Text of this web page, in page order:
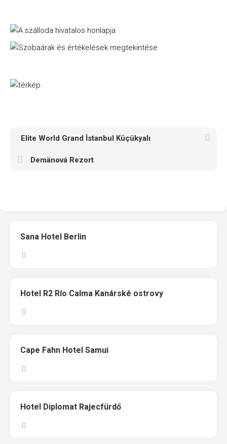
Elite World Grand İstanbul Küçükyalı
Demänová Rezort
Sana Hotel Berlin
Hotel R2 Río Calma Kanárské ostrovy
Cape Fahn Hotel Samui
Hotel Diplomat Rajecfürdő